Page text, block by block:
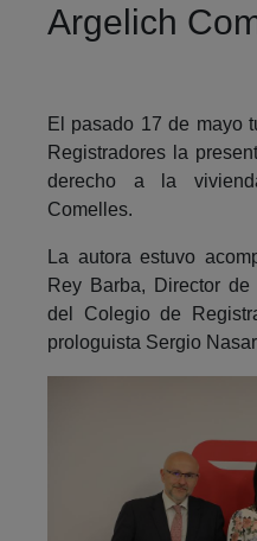
Argelich
El pasado 17 de mayo
Registradores la
derecho a la
Comelles.
La autora estuvo
Rey Barba, Director
del Colegio de
prologuista Sergio